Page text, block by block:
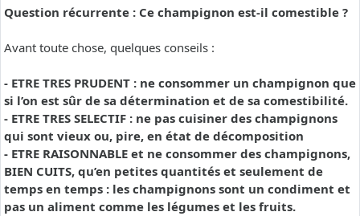
Question récurrente : Ce champignon est-il comestible ?
Avant toute chose, quelques conseils :
- ETRE TRES PRUDENT : ne consommer un champignon que
si l’on est sûr de sa détermination et de sa comestibilité.
- ETRE TRES SELECTIF : ne pas cuisiner des champignons
qui sont vieux ou, pire, en état de décomposition
- ETRE RAISONNABLE et ne consommer des champignons,
BIEN CUITS, qu’en petites quantités et seulement de
temps en temps : les champignons sont un condiment et
pas un aliment comme les légumes et les fruits.